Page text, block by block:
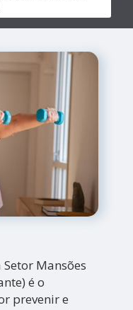
Mansões
é o
prevenir e